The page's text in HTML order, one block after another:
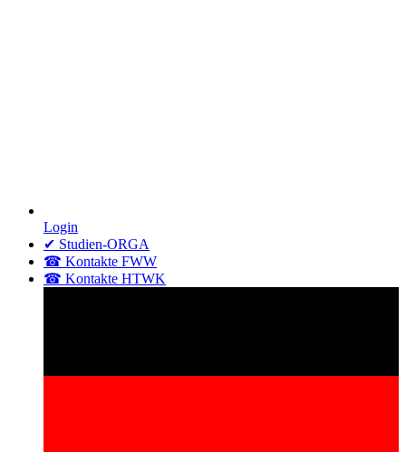
Login
✔ Studien-ORGA
☎ Kontakte FWW
☎ Kontakte HTWK